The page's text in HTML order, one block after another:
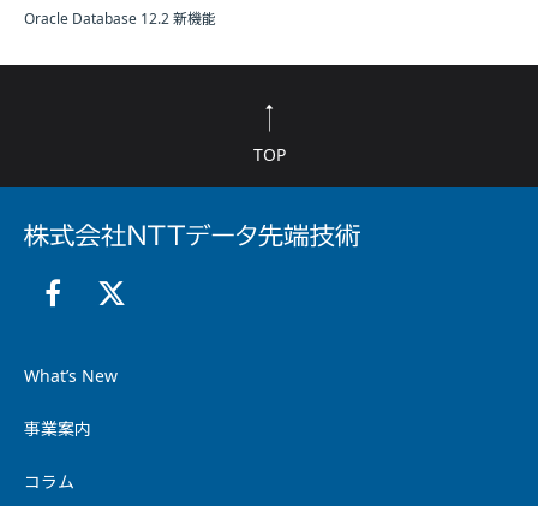
Oracle Database 12.2 新機能
TOP
What’s New
事業案内
コラム